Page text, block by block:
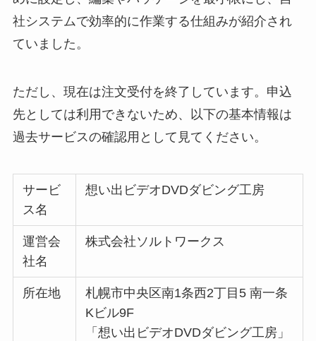
社システムで効率的に作業する仕組みが紹介され
ていました。
ただし、現在は注文受付を終了しています。申込
先としては利用できないため、以下の基本情報は
過去サービスの確認用として見てください。
サービ
ス名
想い出ビデオDVDダビング工房
運営会
社名
株式会社ソルトワークス
所在地
札幌市中央区南1条西2丁目5 南一条
Kビル9F
「想い出ビデオDVDダビング工房」